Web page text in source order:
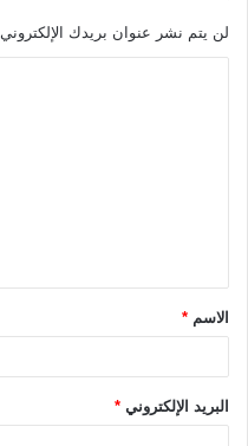
لن يتم نشر عنوان بريدك الإلكتروني.
ق
*الاسم *
البريد الإلكتروني *